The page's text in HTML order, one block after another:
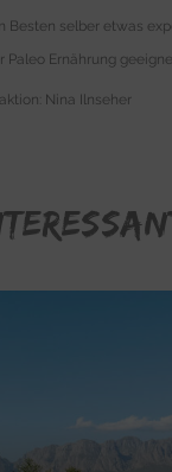
selber etwas
Ernährung
Nina Ilnseher